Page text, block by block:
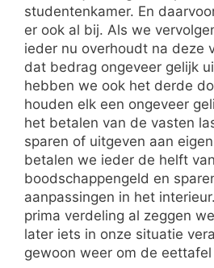
studentenkamer. En
er ook al bij. Als we
ieder nu overhoudt na deze
dat bedrag ongeveer gelijk
hebben we ook het derde
houden elk een ongeveer
het betalen van de vasten
sparen of uitgeven aan
betalen we ieder de helft
boodschappengeld en
aanpassingen in het
prima verdeling al zeggen
later iets in onze situatie
gewoon weer om de